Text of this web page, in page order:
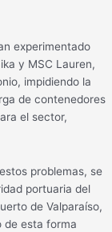
experimentado
y MSC Lauren,
impidiendo la
de contenedores
el sector,
problemas, se
portuaria del
de Valparaíso,
de esta forma